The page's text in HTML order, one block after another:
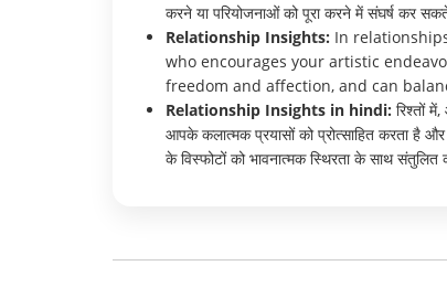
करने या परियोजनाओं को पूरा करने में संघर्ष कर
Relationship Insights: In
who encourages your artistic
freedom and affection, and can
Relationship Insights in hindi: रिश्तों
आपके कलात्मक प्रयासों को प्रोत्साहित करता है
के विस्फोटों को भावनात्मक स्थिरता के साथ